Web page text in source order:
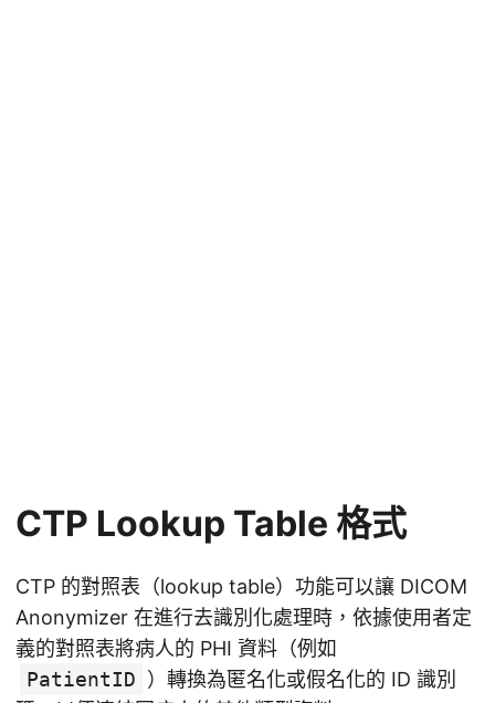
CTP Lookup Table 格式
CTP 的對照表（lookup table）功能可以讓 DICOM
Anonymizer 在進行去識別化處理時，依據使用者定
義的對照表將病人的 PHI 資料（例如
PatientID ）轉換為匿名化或假名化的 ID 識別